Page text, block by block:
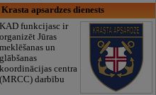
Krasta apsardzes dienests
KAD funkcijasc ir
organizēt Jūras
meklēšanas un
glābšanas
koordinācijas centra
(MRCC) darbību